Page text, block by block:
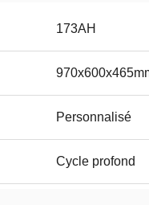
173AH
Personnalisé
Cycle profond